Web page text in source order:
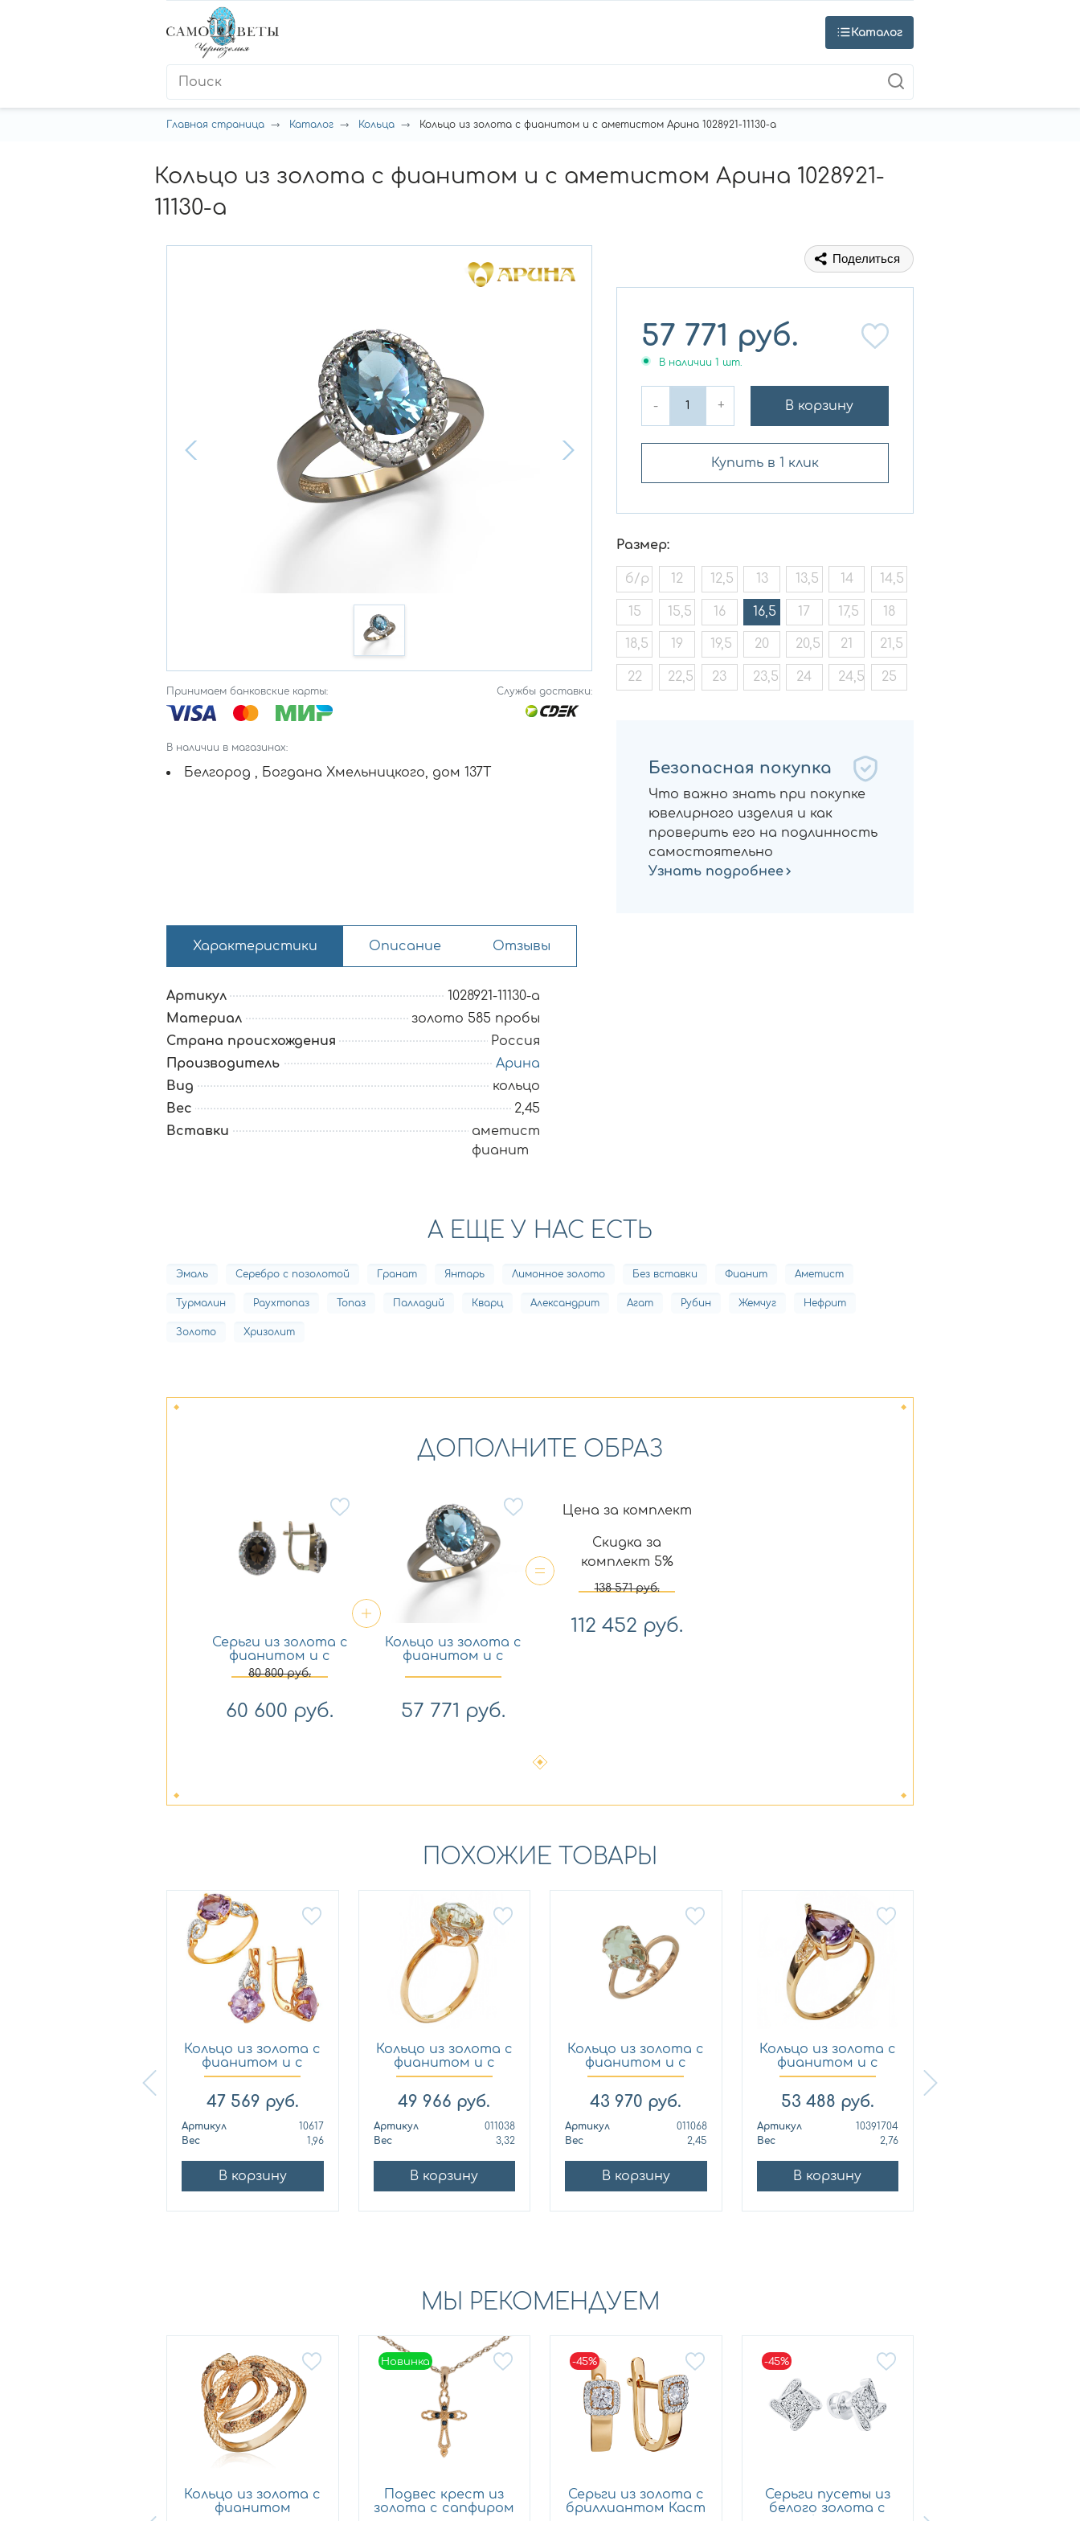
Каталог
Главная страница Каталог Кольца Кольцо из золота с фианитом и с аметистом Арина 1028921-11130-a
Кольцо из золота с фианитом и с аметистом Арина 1028921-
11130-a
Принимаем банковские карты: Службы доставки:
В наличии в магазинах:
Белгород , Богдана Хмельницкого, дом 137Т
Поделиться
57 771 руб.
В наличии 1 шт.
- + В корзину
Купить в 1 клик
Размер:
б/р 12 12,5 13 13,5 14 14,5
15 15,5 16 16,5 17 17,5 18
18,5 19 19,5 20 20,5 21 21,5
22 22,5 23 23,5 24 24,5 25
Безопасная покупка
Что важно знать при покупке
ювелирного изделия и как
проверить его на подлинность
самостоятельно
Узнать подробнее
Характеристики Описание Отзывы
Артикул
1028921-11130-a
Материал
золото 585 пробы
Страна происхождения
Россия
Производитель
Арина
Вид
кольцо
Вес
2,45
Вставки
аметист
фианит
А ЕЩЕ У НАС ЕСТЬ
Эмаль Серебро с позолотой Гранат Янтарь Лимонное золото Без вставки Фианит Аметист
Турмалин Раухтопаз Топаз Палладий Кварц Александрит Агат Рубин Жемчуг Нефрит
Золото Хризолит
ДОПОЛНИТЕ ОБРАЗ
Серьги из золота с
фианитом и с
аметистом Арина
1028922-11130-a
80 800руб.
60 600 руб.
Кольцо из золота с
фианитом и с
57 771 руб.
Цена за комплект
Скидка за
комплект 5%
138 571руб.
112 452 руб.
ПОХОЖИЕ ТОВАРЫ
Кольцо из золота с
фианитом и с
амети...
47 569 руб.
Артикул
10617
Вес
1,96
В корзину
Кольцо из золота с
фианитом и с
амети...
49 966 руб.
Артикул
011038
Вес
3,32
В корзину
Кольцо из золота с
фианитом и с
амети...
43 970 руб.
Артикул
011068
Вес
2,45
В корзину
Кольцо из золота с
фианитом и с
амети...
53 488 руб.
Артикул
10391704
Вес
2,76
В корзину
МЫ РЕКОМЕНДУЕМ
Кольцо из золота с
фианитом
Новинка
Новинка
Подвес крест из
золота с сапфиром
-45%
Серьги из золота с
бриллиантом Каст
-45%
Серьги пусеты из
белого золота с